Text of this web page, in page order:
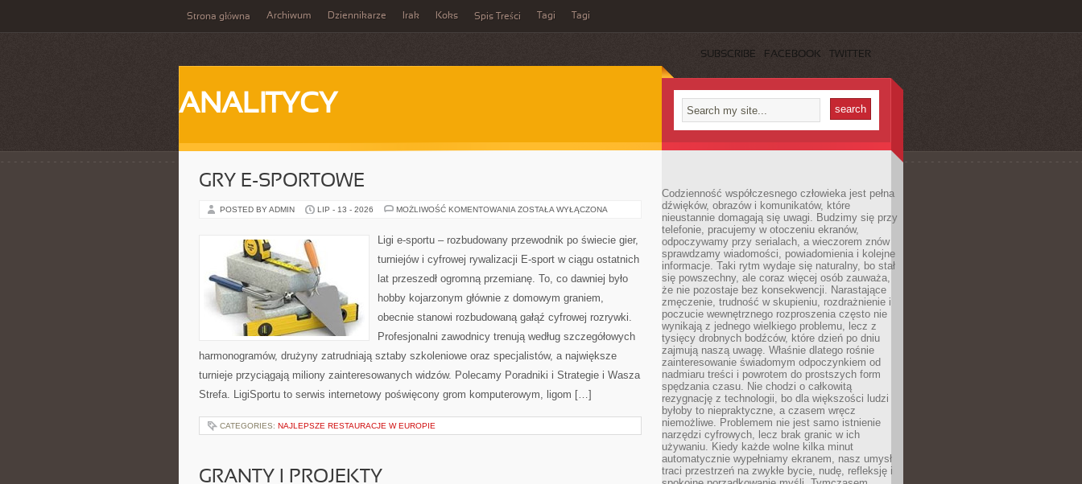
Strona główna Archiwum Dziennikarze Irak Koks Spis Treści Tagi Tagi
SUBSCRIBE FACEBOOK TWITTER
ANALITYCY
GRY E-SPORTOWE
POSTED BY ADMIN LIP - 13 - 2026 MOŻLIWOŚĆ KOMENTOWANIA GRY
ZOSTAŁA WYŁĄCZONA
Ligi e-sportu – rozbudowany przewodnik po świecie gier,
turniejów i cyfrowej rywalizacji E-sport w ciągu ostatnich
lat przeszedł ogromną przemianę. To, co dawniej było
hobby kojarzonym głównie z domowym graniem,
obecnie stanowi rozbudowaną gałąź cyfrowej rozrywki.
Profesjonalni zawodnicy trenują według szczegółowych
harmonogramów, drużyny zatrudniają sztaby szkoleniowe oraz specjalistów, a największe
turnieje przyciągają miliony zainteresowanych widzów. Polecamy Poradniki i Strategie i Wasza
Strefa. LigiSportu to serwis internetowy poświęcony grom komputerowym, ligom […]
CATEGORIES: NAJLEPSZE RESTAURACJE W EUROPIE
GRANTY I PROJEKTY
Codzienność współczesnego człowieka jest pełna
dźwięków, obrazów i komunikatów, które
nieustannie domagają się uwagi. Budzimy się przy
telefonie, pracujemy w otoczeniu ekranów,
odpoczywamy przy serialach, a wieczorem znów
sprawdzamy wiadomości, powiadomienia i kolejne
informacje. Taki rytm wydaje się naturalny, bo stał
się powszechny, ale coraz więcej osób zauważa,
że nie pozostaje bez konsekwencji. Narastające
zmęczenie, trudność w skupieniu, rozdrażnienie i
poczucie wewnętrznego rozproszenia często nie
wynikają z jednego wielkiego problemu, lecz z
tysięcy drobnych bodźców, które dzień po dniu
zajmują naszą uwagę. Właśnie dlatego rośnie
zainteresowanie świadomym odpoczynkiem od
nadmiaru treści i powrotem do prostszych form
spędzania czasu. Nie chodzi o całkowitą
rezygnację z technologii, bo dla większości ludzi
byłoby to niepraktyczne, a czasem wręcz
niemożliwe. Problemem nie jest samo istnienie
narzędzi cyfrowych, lecz brak granic w ich
używaniu. Kiedy każde wolne kilka minut
automatycznie wypełniamy ekranem, nasz umysł
traci przestrzeń na zwykłe bycie, nudę, refleksję i